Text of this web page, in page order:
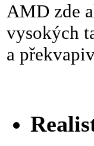
AMD zde
vysokých
a